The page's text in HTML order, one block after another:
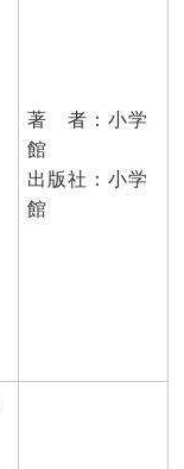
著 者：小学
館
出版社：小学
館